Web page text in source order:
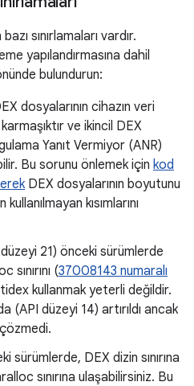
sınırlamaları vardır.
yapılandırmasına dahil
bulundurun:
dosyalarının cihazın veri
ve ikincil DEX
Yanıt Vermiyor (ANR)
Bu sorunu önlemek için kod
DEX dosyalarının boyutunu
kısımlarını
21) önceki sürümlerde
sınırını (37008143 numaralı
kullanmak yeterli değildir.
(API düzeyi 14) artırıldı ancak
DEX dizin sınırına
sınırına ulaşabilirsiniz. Bu